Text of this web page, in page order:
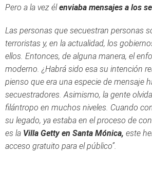
Pero a la vez élenviaba mensajes a los
Las personas que secuestran personas
terroristas y, en la actualidad, los
ellos. Entonces, de alguna manera, el
moderno. ¿Habrá sido esa su intención
pienso que era una especie de mensaje
secuestradores. Asimismo, la gente
filántropo en muchos niveles. Cuando
su legado, ya estaba en el proceso de
es la Villa Getty en Santa Mónica, este
acceso gratuito para el público”.